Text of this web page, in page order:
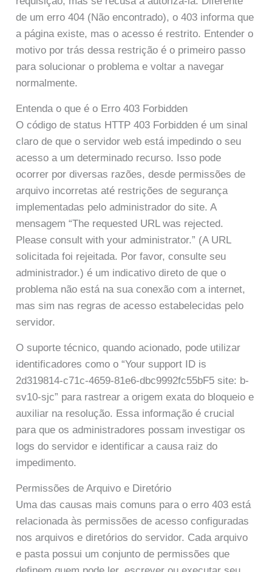
de um erro 404 (Não encontrado), o 403 informa que
a página existe, mas o acesso é restrito. Entender o
motivo por trás dessa restrição é o primeiro passo
para solucionar o problema e voltar a navegar
normalmente.
Entenda o que é o Erro 403 Forbidden
O código de status HTTP 403 Forbidden é um sinal
claro de que o servidor web está impedindo o seu
acesso a um determinado recurso. Isso pode
ocorrer por diversas razões, desde permissões de
arquivo incorretas até restrições de segurança
implementadas pelo administrador do site. A
mensagem “The requested URL was rejected.
Please consult with your administrator.” (A URL
solicitada foi rejeitada. Por favor, consulte seu
administrador.) é um indicativo direto de que o
problema não está na sua conexão com a internet,
mas sim nas regras de acesso estabelecidas pelo
servidor.
O suporte técnico, quando acionado, pode utilizar
identificadores como o “Your support ID is
2d319814-c71c-4659-81e6-dbc9992fc55bF5 site: b-
sv10-sjc” para rastrear a origem exata do bloqueio e
auxiliar na resolução. Essa informação é crucial
para que os administradores possam investigar os
logs do servidor e identificar a causa raiz do
impedimento.
Permissões de Arquivo e Diretório
Uma das causas mais comuns para o erro 403 está
relacionada às permissões de acesso configuradas
nos arquivos e diretórios do servidor. Cada arquivo
e pasta possui um conjunto de permissões que